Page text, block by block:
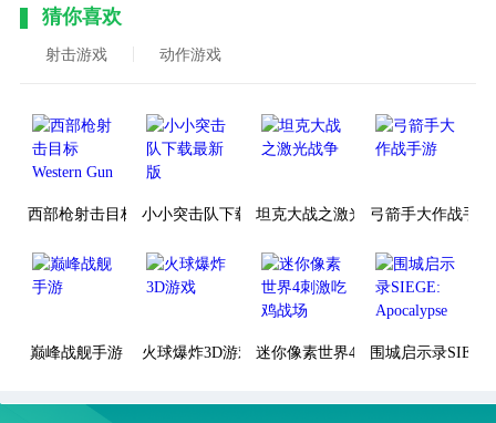
猜你喜欢
射击游戏 动作游戏
西部枪射击目标Western Gun小小突击队下载最新版坦克大战之激光战争弓箭手大作战手游
巅峰战舰手游 火球爆炸3D游戏 迷你像素世界4刺激吃鸡战场
围城启示录